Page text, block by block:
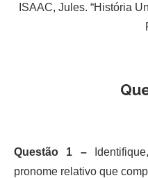
ISAAC, Jules. “História
Questão 1 –
pronome relativo que